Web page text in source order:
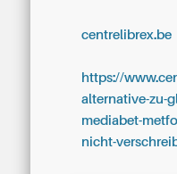
centrelibrex.be
https://
alternative-zu-
mediabet-
nicht-